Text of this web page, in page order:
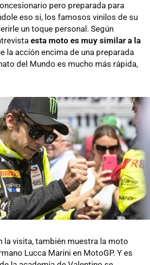
pero preparada para
eso si, los famosos vinilos de su
un toque personal. Según
esta moto es muy similar a la
la acción encima de una preparada
del Mundo es mucho más rápida,
la visita, también muestra la moto
Lucca Marini en MotoGP. Y es